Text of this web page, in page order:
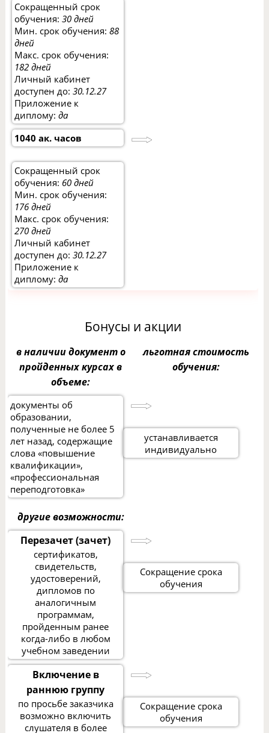
Сокращенный срок
обучения:30 дней
Мин. срок обучения:88
дней
Макс. срок обучения:
182 дней
Личный кабинет
доступен до:30.12.27
Приложение к
диплому:да
1040 ак. часов
Сокращенный срок
обучения: 60 дней
Мин. срок обучения:
176 дней
Макс. срок обучения:
270 дней
Личный кабинет
доступен до:30.12.27
Приложение к
диплому:да
Бонусы и акции
в наличии документ о
пройденных курсах в
объеме:
льготная стоимость
обучения:
документы об
образовании,
полученные не более 5
лет назад, содержащие
слова «повышение
квалификации»,
«профессиональная
переподготовка»
устанавливается
индивидуально
другие возможности:
Перезачет (зачет)
сертификатов,
свидетельств,
удостоверений,
дипломов по
аналогичным
программам,
пройденным ранее
когда-либо в любом
учебном заведении
Сокращение срока
обучения
Включение в
раннюю группу
по просьбе заказчика
возможно включить
слушателя в более
Сокращение срока
обучения